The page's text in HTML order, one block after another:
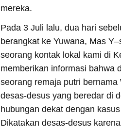
mereka.
Pada 3 Juli lalu, dua hari
berangkat ke Yuwana, Mas
seorang kontak lokal kami di
memberikan informasi bahwa
seorang remaja putri bernama
desas-desus yang beredar di
hubungan dekat dengan
Dikatakan desas-desus